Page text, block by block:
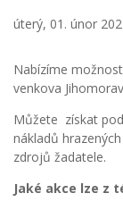
úterý, 01. únor
Nabízíme
venkova
Můžete získat
nákladů
zdrojů žadatele.
Jaké akce lze z